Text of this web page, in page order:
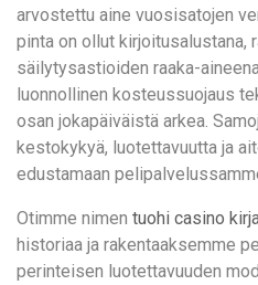
arvostettu aine vuosisatojen
pinta on ollut kirjoitusalustana,
säilytysastioiden raaka-
luonnollinen kosteussuojaus
osan jokapäiväistä arkea.
kestokykyä, luotettavuutta ja
edustamaan
Otimme nimen tuohi casino
historiaa ja rakentaaksemme
perinteisen luotettavuuden